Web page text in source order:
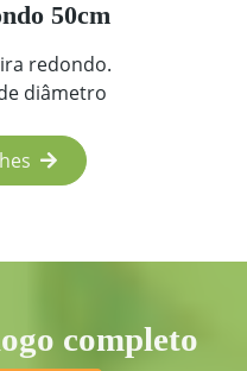
50cm
redondo.
diâmetro
completo